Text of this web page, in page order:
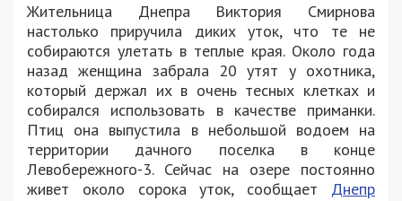
Жительница Днепра Виктория Смирнова
настолько приручила диких уток, что те не
собираются улетать в теплые края. Около года
назад женщина забрала 20 утят у охотника,
который держал их в очень тесных клетках и
собирался использовать в качестве приманки.
Птиц она выпустила в небольшой водоем на
территории дачного поселка в конце
Левобережного-3. Сейчас на озере постоянно
живет около сорока уток, сообщает Днепр